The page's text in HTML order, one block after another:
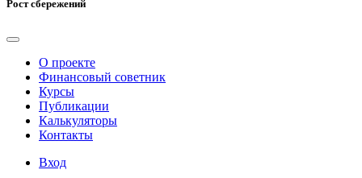
Рост сбережений
О проекте
Финансовый советник
Курсы
Публикации
Калькуляторы
Контакты
Вход